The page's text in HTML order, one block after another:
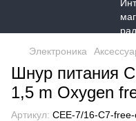
Электроника
Шнур питания
1,5 m Oxygen
Артикул: CEE-7/16-C7-